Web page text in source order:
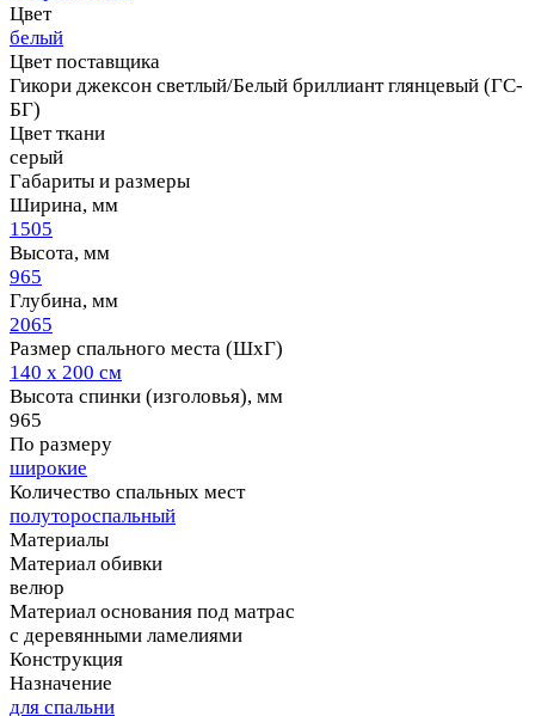
Цвет
белый
Цвет поставщика
Гикори джексон светлый/Белый бриллиант глянцевый (ГС-
БГ)
Цвет ткани
серый
Габариты и размеры
Ширина, мм
1505
Высота, мм
965
Глубина, мм
2065
Размер спального места (ШхГ)
140 х 200 см
Высота спинки (изголовья), мм
965
По размеру
широкие
Количество спальных мест
полутороспальный
Материалы
Материал обивки
велюр
Материал основания под матрас
с деревянными ламелиями
Конструкция
Назначение
для спальни